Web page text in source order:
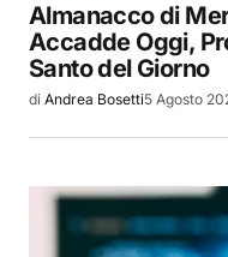
Almanacco di
Accadde Oggi,
Santo del Giorno
di Andrea Bosetti5 Agosto